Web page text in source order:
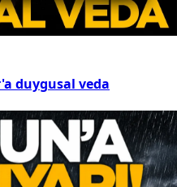
duygusal veda